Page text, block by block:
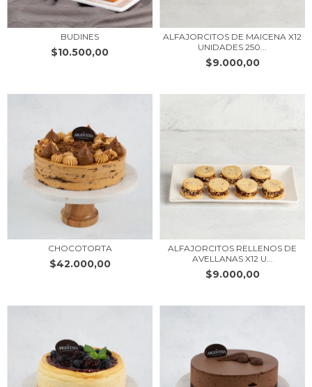
BUDINES
$10.500,00
ALFAJORCITOS DE MAICENA X12
UNIDADES 250...
$9.000,00
CHOCOTORTA
$42.000,00
ALFAJORCITOS RELLENOS DE
AVELLANAS X12 U...
$9.000,00